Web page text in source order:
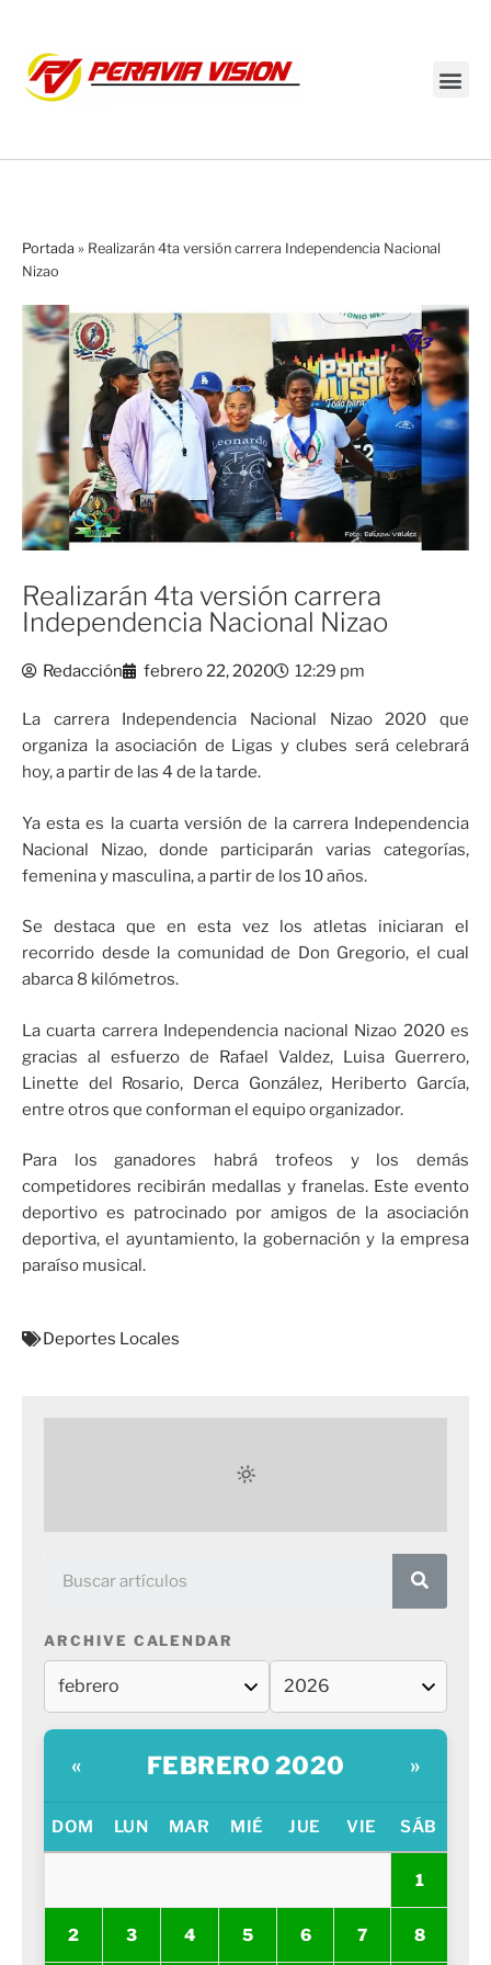
Portada » Realizarán 4ta versión carrera Independencia Nacional
Nizao
Realizarán 4ta versión carrera
Independencia Nacional Nizao
Redacción febrero 22, 2020 12:29 pm
La carrera Independencia Nacional Nizao 2020 que
organiza la asociación de Ligas y clubes será celebrará
hoy, a partir de las 4 de la tarde.
Ya esta es la cuarta versión de la carrera Independencia
Nacional Nizao, donde participarán varias categorías,
femenina y masculina, a partir de los 10 años.
Se destaca que en esta vez los atletas iniciaran el
recorrido desde la comunidad de Don Gregorio, el cual
abarca 8 kilómetros.
La cuarta carrera Independencia nacional Nizao 2020 es
gracias al esfuerzo de Rafael Valdez, Luisa Guerrero,
Linette del Rosario, Derca González, Heriberto García,
entre otros que conforman el equipo organizador.
Para los ganadores habrá trofeos y los demás
competidores recibirán medallas y franelas. Este evento
deportivo es patrocinado por amigos de la asociación
deportiva, el ayuntamiento, la gobernación y la empresa
paraíso musical.
Deportes Locales
ARCHIVE CALENDAR
« FEBRERO 2020 »
DOM LUN MAR MIÉ JUE VIE SÁB
1
2 3 4 5 6 7 8